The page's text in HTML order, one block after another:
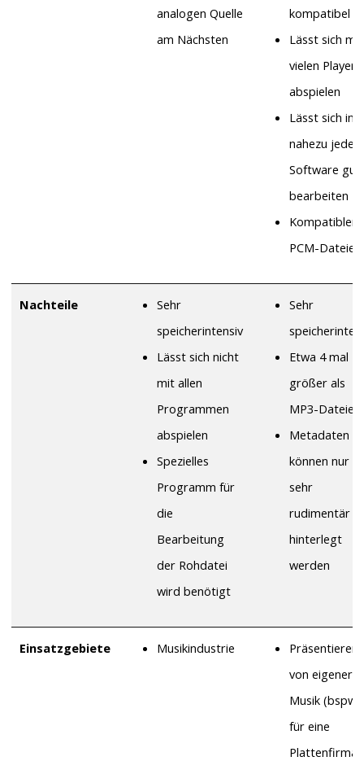
analogen Quelle
am Nächsten
kompatibel
Lässt sich mit
vielen Playern
abspielen
Lässt sich in
nahezu jeder
Software gut
bearbeiten
Kompatibler
PCM-Dateien
Nachteile
Sehr
speicherintensiv
Lässt sich nicht
mit allen
Programmen
abspielen
Spezielles
Programm für
die
Bearbeitung
der Rohdatei
wird benötigt
Sehr
Etwa 4 mal
größer als
MP3-Dateien
Metadaten
können nur
sehr
rudimentär
hinterlegt
werden
Einsatzgebiete Musikindustrie
Präsentieren
von eigener
Musik (bspw.
für eine
Plattenfirma)